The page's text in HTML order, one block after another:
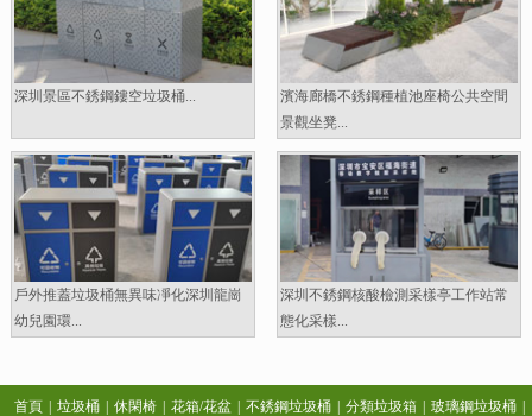
深圳景區不銹鋼鏤空垃圾桶...
濱海廊橋不銹鋼種植池座椅公共空間
景觀坐凳...
戶外推蓋垃圾桶無異味凈化深圳龍崗
幼兒園環...
深圳不銹鋼核酸檢測采樣亭工作站常
態化采樣...
首頁 垃圾桶 休閑椅 花箱/花盆 不銹鋼垃圾桶 分類垃圾箱 玻璃鋼垃圾桶